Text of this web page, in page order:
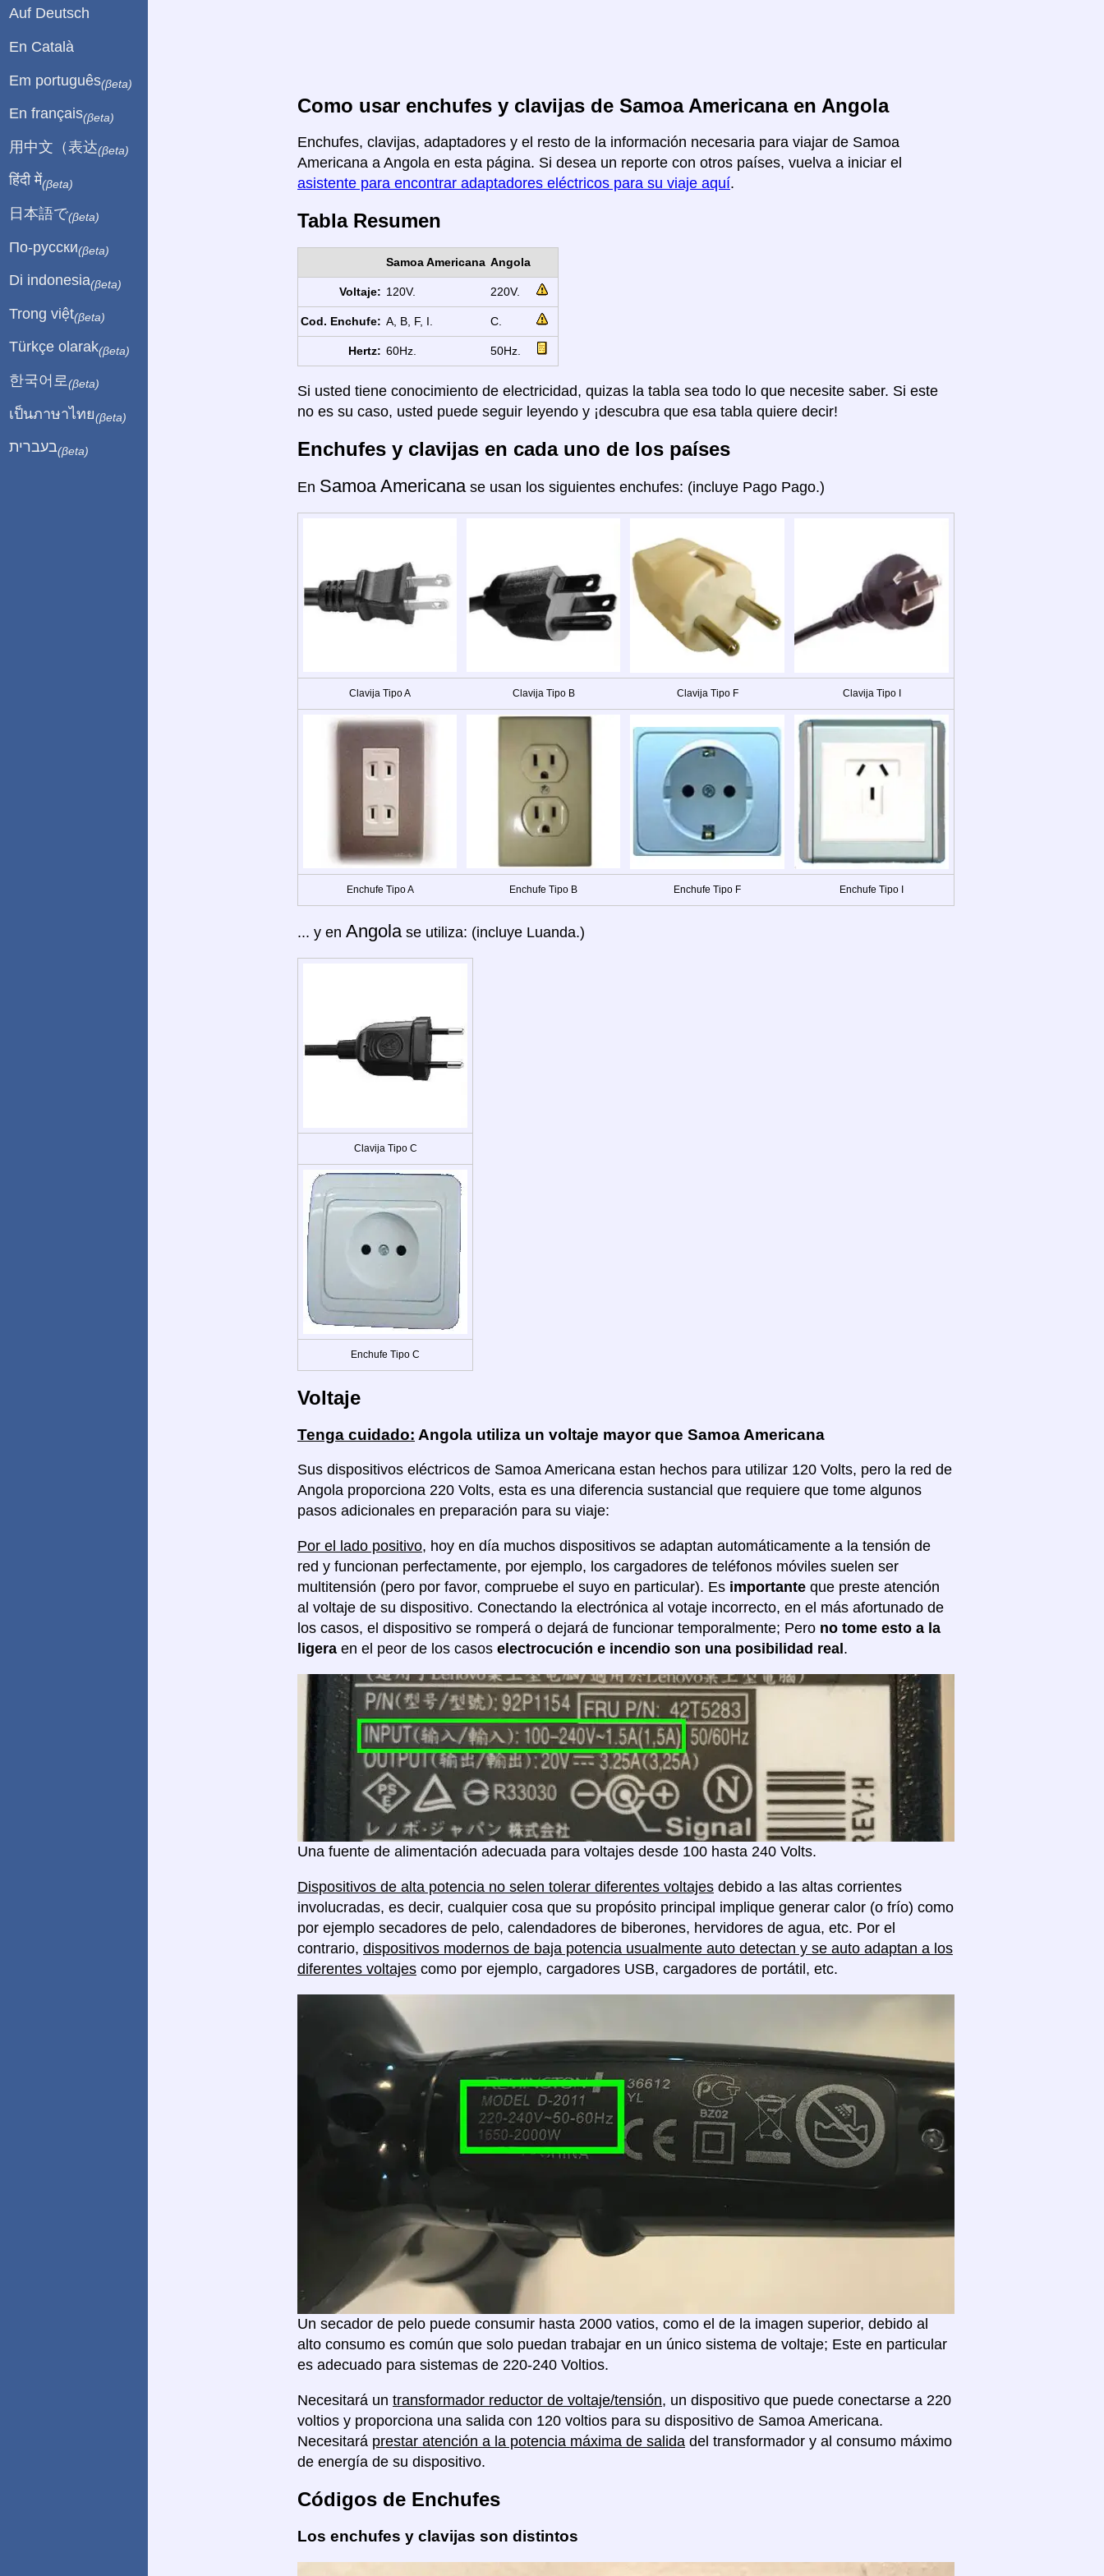
Como usar enchufes y clavijas de Samoa Americana en Angola
Enchufes, clavijas, adaptadores y el resto de la información necesaria para viajar de Samoa
Americana a Angola en esta página. Si desea un reporte con otros países, vuelva a iniciar el
asistente para encontrar adaptadores eléctricos para su viaje aquí.
Tabla Resumen
Samoa Americana Angola
Voltaje: 120V. 220V.
Cod. Enchufe: A, B, F, I. C.
Hertz: 60Hz. 50Hz.
Si usted tiene conocimiento de electricidad, quizas la tabla sea todo lo que necesite saber. Si este
no es su caso, usted puede seguir leyendo y ¡descubra que esa tabla quiere decir!
Enchufes y clavijas en cada uno de los países
En Samoa Americana se usan los siguientes enchufes: (incluye Pago Pago.)
Clavija Tipo A Clavija Tipo B Clavija Tipo F Clavija Tipo I
Enchufe Tipo A Enchufe Tipo B Enchufe Tipo F Enchufe Tipo I
... y en Angola se utiliza: (incluye Luanda.)
Clavija Tipo C
Enchufe Tipo C
Voltaje
Tenga cuidado: Angola utiliza un voltaje mayor que Samoa Americana
Sus dispositivos eléctricos de Samoa Americana estan hechos para utilizar 120 Volts, pero la red de
Angola proporciona 220 Volts, esta es una diferencia sustancial que requiere que tome algunos
pasos adicionales en preparación para su viaje:
Por el lado positivo, hoy en día muchos dispositivos se adaptan automáticamente a la tensión de
red y funcionan perfectamente, por ejemplo, los cargadores de teléfonos móviles suelen ser
multitensión (pero por favor, compruebe el suyo en particular). Es importante que preste atención
al voltaje de su dispositivo. Conectando la electrónica al votaje incorrecto, en el más afortunado de
los casos, el dispositivo se romperá o dejará de funcionar temporalmente; Pero no tome esto a la
ligera en el peor de los casos electrocución e incendio son una posibilidad real .
Una fuente de alimentación adecuada para voltajes desde 100 hasta 240 Volts.
Dispositivos de alta potencia no selen tolerar diferentes voltajes debido a las altas corrientes
involucradas, es decir, cualquier cosa que su propósito principal implique generar calor (o frío) como
por ejemplo secadores de pelo, calendadores de biberones, hervidores de agua, etc. Por el
contrario, dispositivos modernos de baja potencia usualmente auto detectan y se auto adaptan a los
diferentes voltajes como por ejemplo, cargadores USB, cargadores de portátil, etc.
Un secador de pelo puede consumir hasta 2000 vatios, como el de la imagen superior, debido al
alto consumo es común que solo puedan trabajar en un único sistema de voltaje; Este en particular
es adecuado para sistemas de 220-240 Voltios.
Necesitará un transformador reductor de voltaje/tensión, un dispositivo que puede conectarse a 220
voltios y proporciona una salida con 120 voltios para su dispositivo de Samoa Americana.
Necesitará prestar atención a la potencia máxima de salida del transformador y al consumo máximo
de energía de su dispositivo.
Códigos de Enchufes
Los enchufes y clavijas son distintos
Auf Deutsch
En Català
Em português(βeta)
En français(βeta)
用中文（表达(βeta)
हिंदी में(βeta)
日本語で(βeta)
По-русски(βeta)
Di indonesia(βeta)
Trong việt(βeta)
Türkçe olarak(βeta)
한국어로 (βeta)
เป็นภาษาไทย(βeta)
בעברית(βeta)